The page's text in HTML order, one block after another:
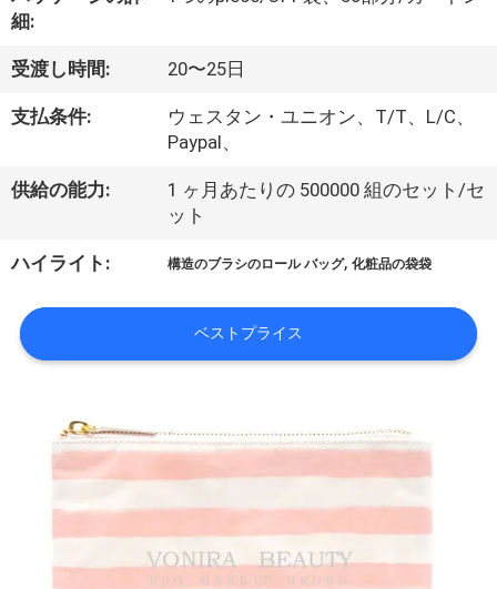
に
つ
い
場
旅
行
細:
受渡し時間: 20〜25日
支払条件:
ウェスタン・ユニオン、T/T、L/C、
Paypal、
供給の能力:
1 ヶ月あたりの 500000 組のセット/セ
ット
ハイライト: 構造のブラシのロール バッグ,化粧品の袋袋
ベストプライス